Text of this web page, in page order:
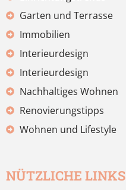
Garten und Terrasse
Immobilien
Interieurdesign
Interieurdesign
Nachhaltiges Wohnen
Renovierungstipps
Wohnen und Lifestyle
NÜTZLICHE LINKS